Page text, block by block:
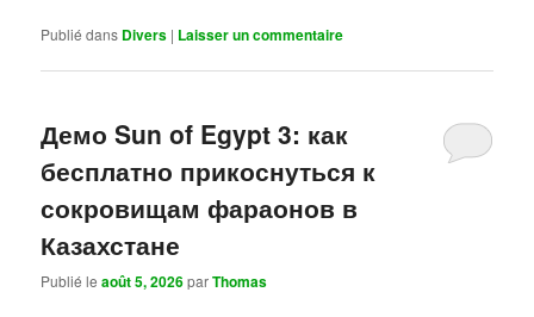
Publié dans Divers | Laisser un commentaire
Демо Sun of Egypt 3: как
бесплатно прикоснуться к
сокровищам фараонов в
Казахстане
Publié leaoût 5, 2026parThomas